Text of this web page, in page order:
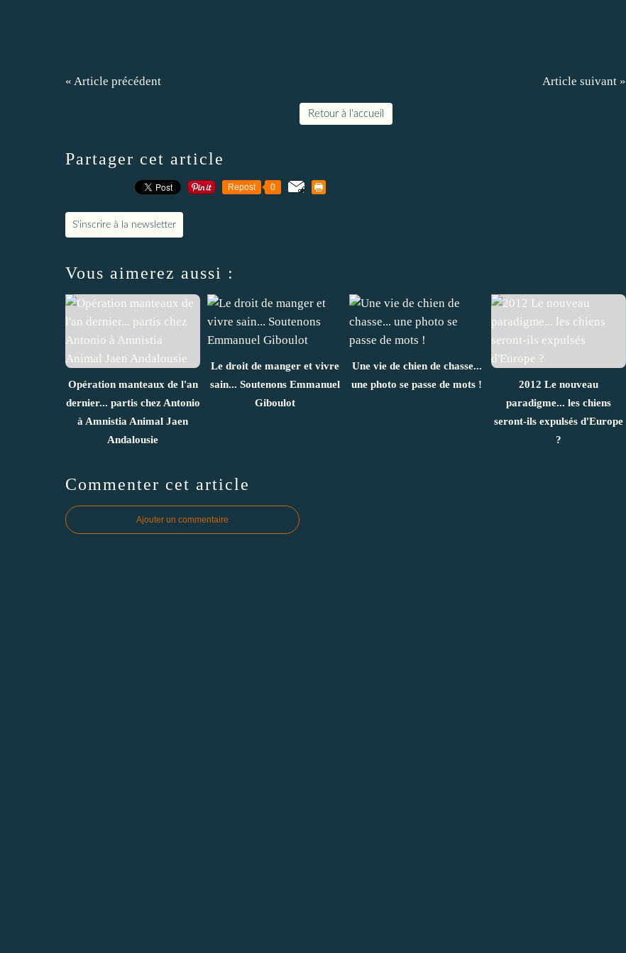
« Article précédent Article suivant »
Retour à l'accueil
Partager cet article
Repost 0
S'inscrire à la newsletter
Vous aimerez aussi :
Opération manteaux de l'an
dernier... partis chez Antonio
à Amnistia Animal Jaen
Andalousie
Le droit de manger et vivre
sain... Soutenons Emmanuel
Giboulot
Une vie de chien de chasse...
une photo se passe de mots !
2012 Le nouveau
paradigme... les chiens
seront-ils expulsés d'Europe
?
Commenter cet article
Ajouter un commentaire